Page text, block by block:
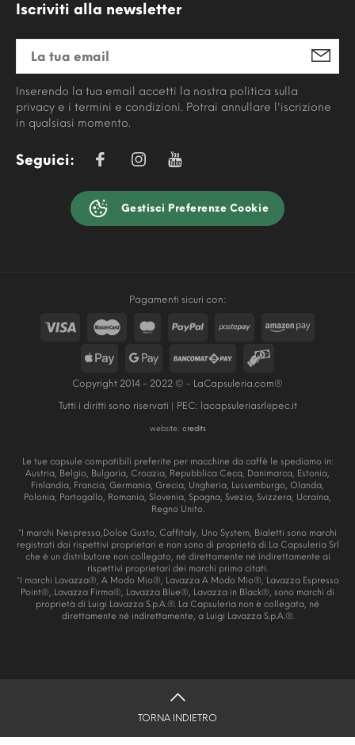
Iscriviti alla newsletter
Inserendo la tua email accetti la nostra politica sulla
privacy e i termini e condizioni. Potrai annullare l'iscrizione
in qualsiasi momento.
Seguici:
Gestisci Preferenze Cookie
Pagamenti sicuri con:
Copyright 2014 - 2022 © - LaCapsuleria.com®
Tutti i diritti sono riservati | PEC: lacapsuleriasrl@pec.it
website: credits
Le tue capsule compatibili preferite per macchine da caffè le spediamo in:
Austria, Belgio, Bulgaria, Croazia, Repubblica Ceca, Danimarca, Estonia,
Finlandia, Francia, Germania, Grecia, Ungheria, Lussemburgo, Olanda,
Polonia, Portogallo, Romania, Slovenia, Spagna, Svezia, Svizzera, Ucraina,
Regno Unito.
*I marchi Nespresso,Dolce Gusto, Caffitaly, Uno System, Bialetti sono marchi
registrati dai rispettivi proprietari e non sono di proprietà di La Capsuleria Srl
che è un distributore non collegato, né direttamente né indirettamente ai
rispettivi proprietari dei marchi prima citati.
*I marchi Lavazza®, A Modo Mio®, Lavazza A Modo Mio®, Lavazza Espresso
Point®, Lavazza Firma®, Lavazza Blue®, Lavazza in Black®, sono marchi di
proprietà di Luigi Lavazza S.p.A.®. La Capsuleria non è collegata, né
direttamente né indirettamente, a Luigi Lavazza S.p.A.®.
TORNA INDIETRO